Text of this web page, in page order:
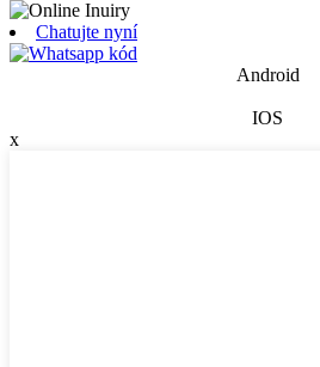
Chatujte nyní
Android
IOS
x